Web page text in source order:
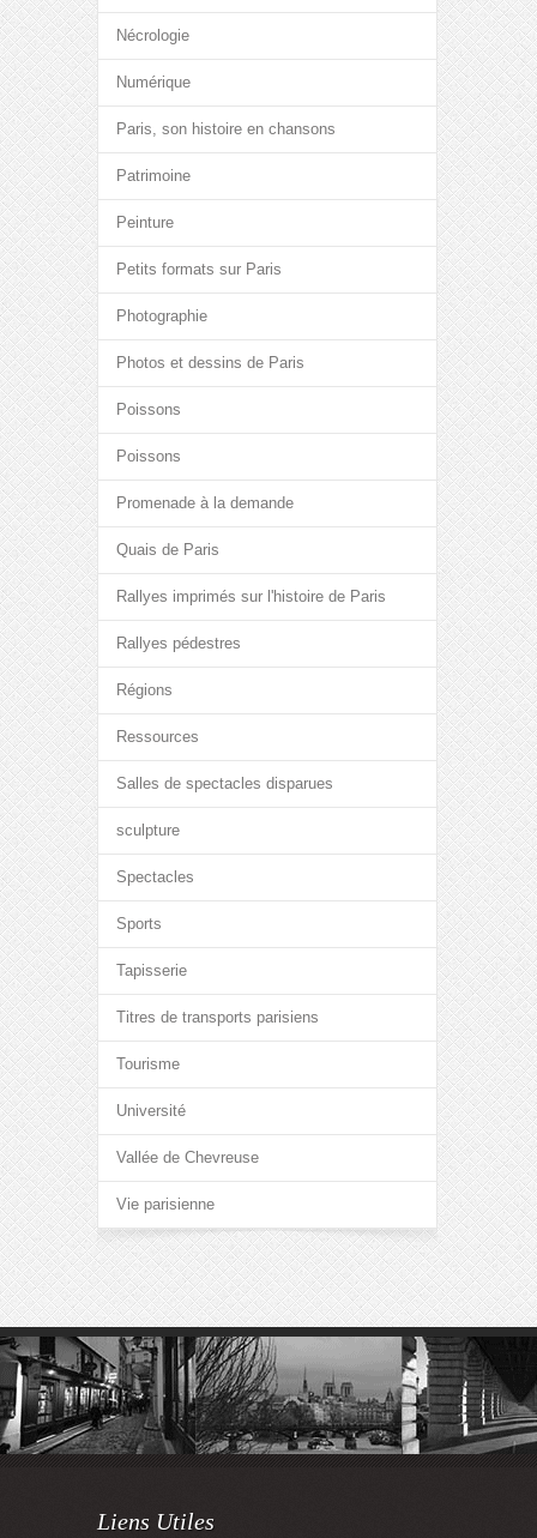
Nécrologie
Numérique
Paris, son histoire en chansons
Patrimoine
Peinture
Petits formats sur Paris
Photographie
Photos et dessins de Paris
Poissons
Poissons
Promenade à la demande
Quais de Paris
Rallyes imprimés sur l'histoire de Paris
Rallyes pédestres
Régions
Ressources
Salles de spectacles disparues
sculpture
Spectacles
Sports
Tapisserie
Titres de transports parisiens
Tourisme
Université
Vallée de Chevreuse
Vie parisienne
Liens Utiles